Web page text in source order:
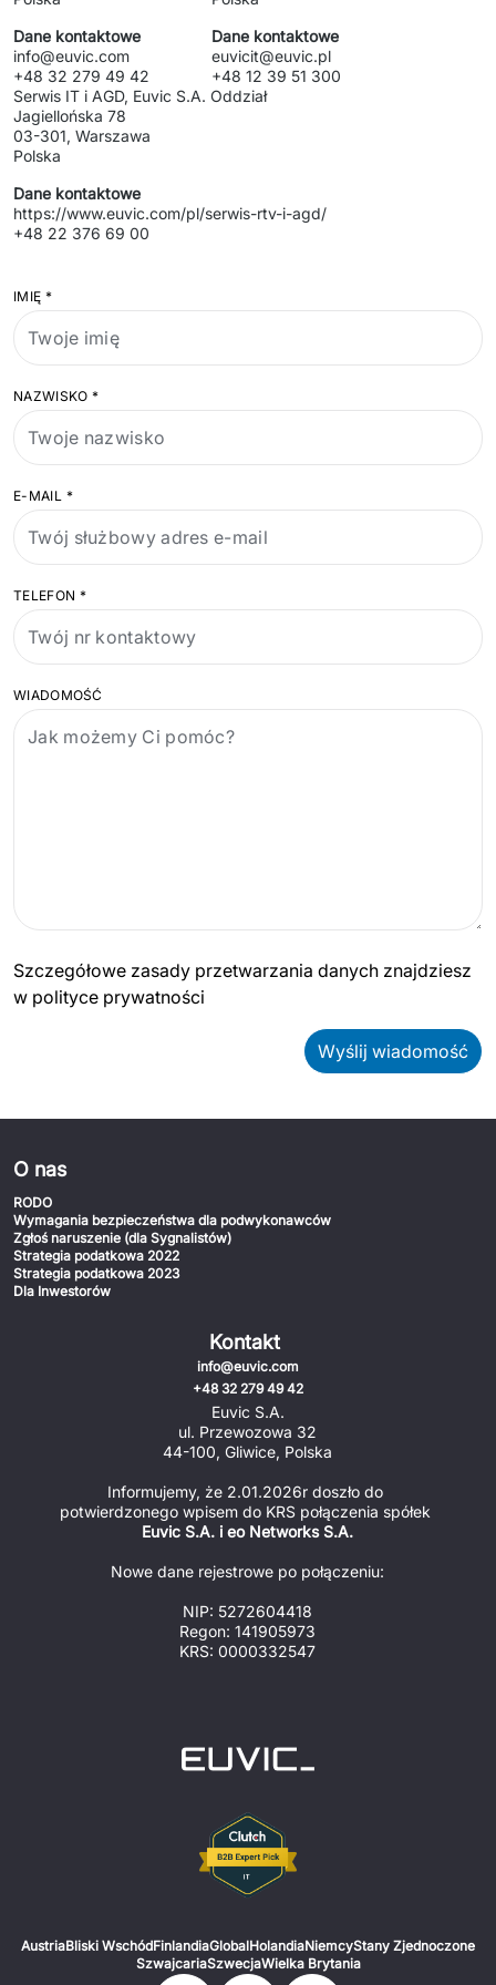
Integracja systemów IT
Sztuczna Inteligencja
↳ AI Transformation
↳ AI Solutions
↳ Migracje Chmurowe
Outsourcing IT
Dedykowany zespół IT
Staff Augumentation
Infrastruktura IT
Audyty i doradztwo
Managed IT & Outsourcing
PRODUKTY
Systemy wspomagania decyzji (DSS)
Marketplace
Systemy Zarządzania Treścią (CMS)
Platformy do współpracy
System Rejestracji Czasu Pracy (EOSIC)
Telekomunikacja
Transport i Turystyka
Start-upy i Scale-upy
Podcast
Kraje
Dane kontaktowe
info@euvic.com
+48 32 279 49 42
Dane kontaktowe
euvicit@euvic.pl
+48 12 39 51 300
Polska
Dane kontaktowe
https://www.euvic.com/pl/serwis-rtv-i-agd/
+48 22 376 69 00
IMIĘ *
NAZWISKO *
E-MAIL *
TELEFON *
WIADOMOŚĆ
Szczegółowe zasady przetwarzania danych znajdziesz
w polityce prywatności
Wyślij wiadomość
O nas
RODO
Wymagania bezpieczeństwa dla podwykonawców
Zgłoś naruszenie (dla Sygnalistów)
Strategia podatkowa 2022
Strategia podatkowa 2023
Dla Inwestorów
Kontakt
info@euvic.com
+48 32 279 49 42
Euvic S.A.
ul. Przewozowa 32
44-100, Gliwice, Polska
Informujemy, że 2.01.2026r doszło do
Euvic S.A. i eo Networks S.A.
Nowe dane rejestrowe po połączeniu:
NIP: 5272604418
Regon: 141905973
KRS: 0000332547
AustriaBliski WschódFinlandiaGlobalHolandiaNiemcyStany Zjednoczone
SzwajcariaSzwecjaWielka Brytania